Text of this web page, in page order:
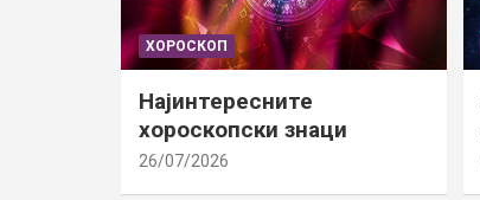
ХОРОСКОП
Најинтересните
хороскопски знаци
26/07/2026